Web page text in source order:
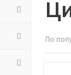
По